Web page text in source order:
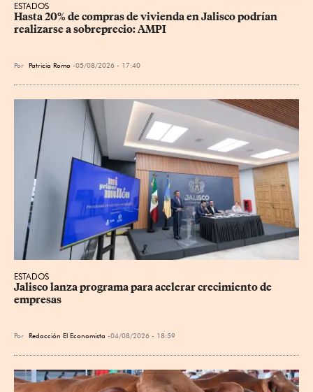
ESTADOS
Hasta 20% de compras de vivienda en Jalisco podrían
realizarse a sobreprecio: AMPI
Por Patricia Romo 05/08/2026 - 17:40
ESTADOS
Jalisco lanza programa para acelerar crecimiento de
empresas
Por Redacción El Economista 04/08/2026 - 18:59